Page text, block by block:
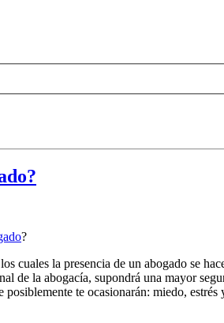
?
cuales la presencia de un abogado se
de la abogacía, supondrá una mayor
te ocasionarán: miedo,